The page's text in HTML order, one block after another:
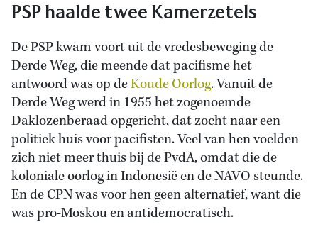
PSP haalde twee Kamerzetels
De PSP kwam voort uit de vredesbeweging de
Derde Weg, die meende dat pacifisme het
antwoord was op deKoude Oorlog. Vanuit de
Derde Weg werd in 1955 het zogenoemde
Daklozenberaad opgericht, dat zocht naar een
politiek huis voor pacifisten. Veel van hen voelden
zich niet meer thuis bij de PvdA, omdat die de
koloniale oorlog in Indonesië en de NAVO steunde.
En de CPN was voor hen geen alternatief, want die
was pro-Moskou en antidemocratisch.